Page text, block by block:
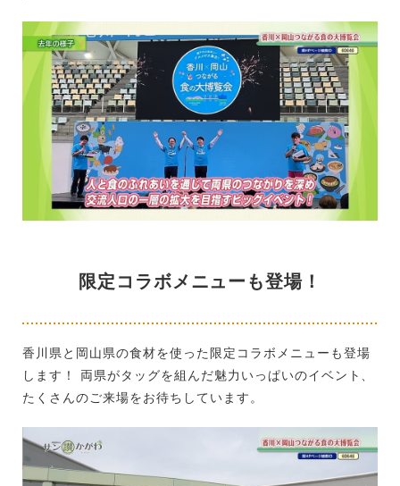
限定コラボメニューも登場！
香川県と岡山県の食材を使った限定コラボメニューも登場
します！ 両県がタッグを組んだ魅力いっぱいのイベント、
たくさんのご来場をお待ちしています。